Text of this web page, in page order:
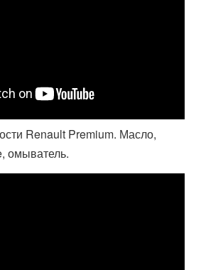
Renault Premium. Масло,
омыватель.